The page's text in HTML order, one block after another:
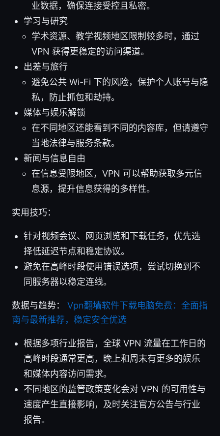
业数据，确保连接受控且私密。
学习与研究
学术资源、教学视频地区限制较多时，通过
VPN 获得更稳定的访问渠道。
出差与旅行
避免公共 Wi-Fi 下的风险，保护个人账号与隐
私，防止抓包和劫持。
媒体与娱乐解锁
在不同地区还能看到不同的内容库，但请遵守
当地法律与服务条款。
新闻与信息自由
在信息受限地区，VPN 可以帮助获取多元信
息源，提升信息获得的多样性。
实用技巧：
针对视频会议、网页浏览和下载任务，优先选
择低延迟节点和稳定协议。
避免在高峰时段使用错误选项，尝试切换到不
同服务器以稳定连线。
数据与趋势： Vpn翻墙软件下载电脑免费：全面指
南与最新推荐，稳定安全优选
根据多项行业报告，全球 VPN 流量在工作日的
高峰时段通常更高，晚上和周末有更多的娱乐
和媒体内容访问需求。
不同地区的监管政策变化会对 VPN 的可用性与
速度产生直接影响，及时关注官方公告与行业
报告。